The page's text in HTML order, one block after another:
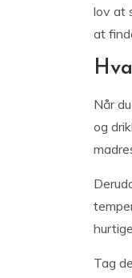
lov at
at
Når
og
Tag